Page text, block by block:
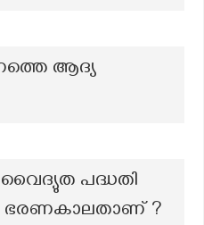
ആദ്യ
പദ്ധതി
ഭരണകാലതാണ് ?